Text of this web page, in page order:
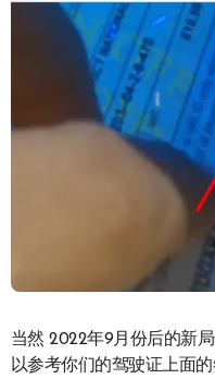
当然 2022年9月份后的新
以参考你们的驾驶证上面